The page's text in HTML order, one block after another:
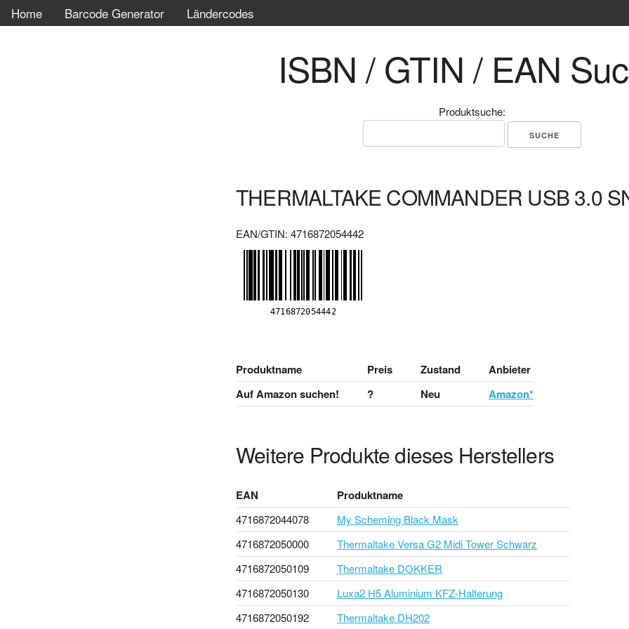
Home Barcode Generator Ländercodes
ISBN / GTIN / EAN
Produktsuche:
THERMALTAKE COMMANDER USB 3.0
EAN/GTIN: 4716872054442
Produktname Preis Zustand
Anbieter
Auf Amazon suchen!
? Neu Amazon*
Weitere Produkte dieses Herstellers
EAN Produktname
4716872044078
My Scheming Black Mask
4716872050000
Thermaltake Versa G2 Midi Tower Schwarz
4716872050109
Thermaltake DOKKER
4716872050130
Luxa2 H5 Aluminium KFZ-Halterung
4716872050192
Thermaltake DH202